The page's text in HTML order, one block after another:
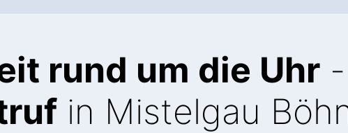
rund um die Uhr
in Mistelgau